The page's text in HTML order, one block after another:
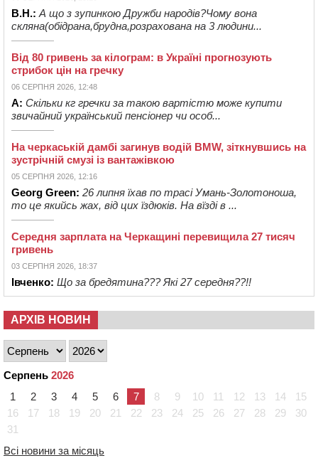
В.Н.: А що з зупинкою Дружби народів?Чому вона
скляна(обідрана,брудна,розрахована на 3 людини...
Від 80 гривень за кілограм: в Україні прогнозують
стрибок цін на гречку
06 СЕРПНЯ 2026, 12:48
А: Скільки кг гречки за такою вартістю може купити
звичайний український пенсіонер чи особ...
На черкаській дамбі загинув водій BMW, зіткнувшись на
зустрічній смузі із вантажівкою
05 СЕРПНЯ 2026, 12:16
Georg Green: 26 липня їхав по трасі Умань-Золотоноша,
то це якийсь жах, від цих їздюків. На вїзді в ...
Середня зарплата на Черкащині перевищила 27 тисяч
гривень
03 СЕРПНЯ 2026, 18:37
Івченко: Що за бредятина??? Які 27 середня??!!
АРХІВ НОВИН
Серпень 2026
1
2 3 4 5 6 7 8 9 10 11 12 13 14
15
16
17 18 19 20 21 22 23 24 25 26 27 28 29
30
31
Всі новини за місяць